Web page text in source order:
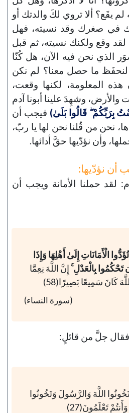
يقَع؟ ألا تروي لكَ والدتك أو
في صغرك وقد نسيته، فهل
وقع ولكنك نسيته، ثم قبل
الذي نحن فيه الآن، هل كُنّا
لنحفَظ ما حصل معنا؟ لم نكن
المعلومة، لكنها وقعت،
وشهِدَ علينا أبونا آدم
بِرَبِّكُمْ ۖ قَالُوا بَلَىٰ) فيجب أن
نحن من قُلنا نحن لها يا ربّ،
وأن نؤدّيها حقَّ أدائها.
أن نؤدّيها:
لقد حملنا الأمانة ويجب أن
الْأَمَانَاتِ إِلَىٰ أَهْلِهَا وَإِذَا
تَحْكُمُوا بِالْعَدْلِ إِنَّ اللَّهَ نِعِمَّا
كَانَ سَمِيعًا بَصِيرًا(58)
(سورة النساء)
فقال جلَّ من قائلٍ:
تَخُونُوا اللَّهَ وَالرَّسُولَ وَتَخُونُوا
تَعْلَمُونَ(27)